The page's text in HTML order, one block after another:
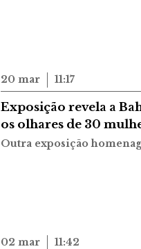
20 mar 11:17
Exposição revela a
os olhares de 30
Outra exposição
02 mar 11:42